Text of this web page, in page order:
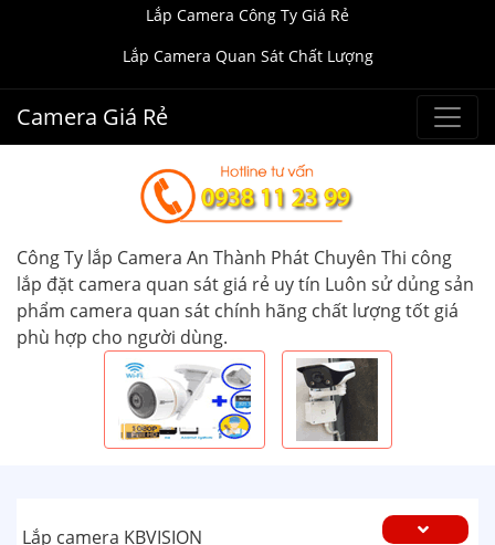
Lắp Camera Công Ty Giá Rẻ
Lắp Camera Quan Sát Chất Lượng
Camera Giá Rẻ
Công Ty lắp Camera An Thành Phát Chuyên Thi công
lắp đặt camera quan sát giá rẻ uy tín Luôn sử dủng sản
phẩm camera quan sát chính hãng chất lượng tốt giá
phù hợp cho người dùng.
Lắp camera KBVISION